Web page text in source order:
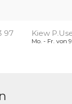
97 Kiew
Mo. - Fr. von